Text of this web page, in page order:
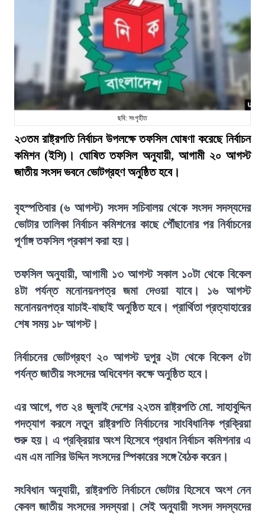
ছবি: সংগৃহীত
২৩তম রাষ্ট্রপতি নির্বাচন উপলক্ষে তফসিল ঘোষণা করেছে নির্বাচন
কমিশন (ইসি)। ঘোষিত তফসিল অনুযায়ী, আগামী ২০ আগস্ট
জাতীয় সংসদ ভবনে ভোটগ্রহণ অনুষ্ঠিত হবে।
বৃহস্পতিবার (৬ আগস্ট) সংসদ সচিবালয় থেকে সংসদ সদস্যদের
ভোটার তালিকা নির্বাচন কমিশনের কাছে পৌঁছানোর পর নির্বাচনের
পূর্ণাঙ্গ তফসিল প্রকাশ করা হয়।
তফসিল অনুযায়ী, আগামী ১৩ আগস্ট সকাল ১০টা থেকে বিকেল
৪টা পর্যন্ত মনোনয়নপত্র জমা দেওয়া যাবে। ১৬ আগস্ট
মনোনয়নপত্র যাচাই-বাছাই অনুষ্ঠিত হবে। প্রার্থিতা প্রত্যাহারের
শেষ সময় ১৮ আগস্ট।
নির্বাচনের ভোটগ্রহণ ২০ আগস্ট দুপুর ২টা থেকে বিকেল ৫টা
পর্যন্ত জাতীয় সংসদের অধিবেশন কক্ষে অনুষ্ঠিত হবে।
এর আগে, গত ২৪ জুলাই দেশের ২২তম রাষ্ট্রপতি মো. সাহাবুদ্দিন
পদত্যাগ করলে নতুন রাষ্ট্রপতি নির্বাচনের সাংবিধানিক প্রক্রিয়া
শুরু হয়। এ প্রক্রিয়ার অংশ হিসেবে প্রধান নির্বাচন কমিশনার এ
এম এম নাসির উদ্দিন সংসদের স্পিকারের সঙ্গে বৈঠক করেন।
সংবিধান অনুযায়ী, রাষ্ট্রপতি নির্বাচনে ভোটার হিসেবে অংশ নেন
কেবল জাতীয় সংসদের সদস্যরা। সেই অনুযায়ী সংসদ সদস্যদের